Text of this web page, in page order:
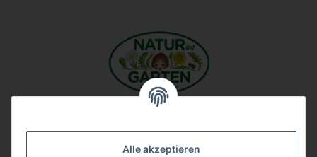
Alle akzeptieren
Unsere Firma auf Google